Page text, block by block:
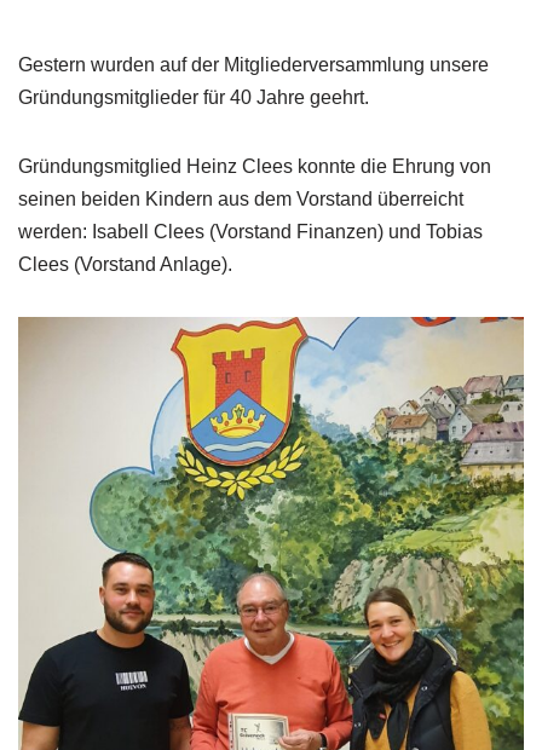
Gestern wurden auf der Mitgliederversammlung unsere
Gründungsmitglieder für 40 Jahre geehrt.
Gründungsmitglied Heinz Clees konnte die Ehrung von
seinen beiden Kindern aus dem Vorstand überreicht
werden: Isabell Clees (Vorstand Finanzen) und Tobias
Clees (Vorstand Anlage).